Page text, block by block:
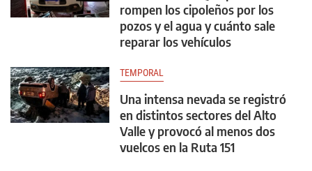
rompen los cipoleños por los
pozos y el agua y cuánto sale
reparar los vehículos
TEMPORAL
Una intensa nevada se registró
en distintos sectores del Alto
Valle y provocó al menos dos
vuelcos en la Ruta 151